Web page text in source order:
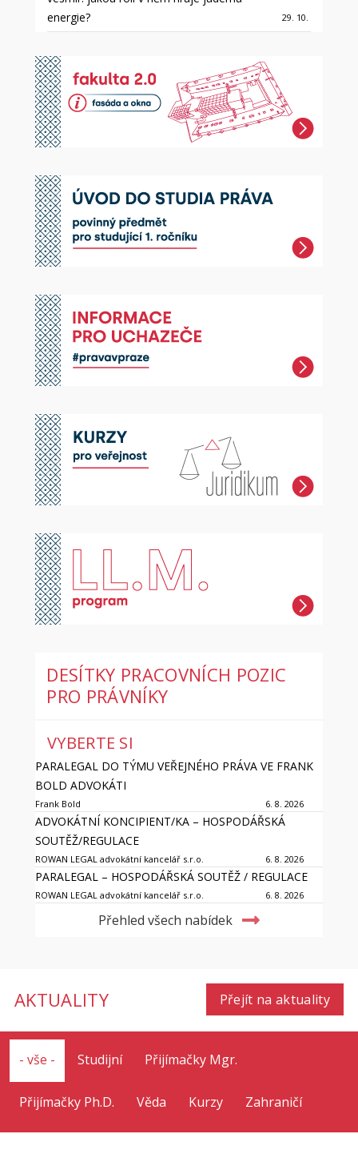
energie?
29. 10.
DESÍTKY PRACOVNÍCH POZIC
PRO PRÁVNÍKY
VYBERTE SI
PARALEGAL DO TÝMU VEŘEJNÉHO PRÁVA VE FRANK
BOLD ADVOKÁTI
Frank Bold 6. 8. 2026
ADVOKÁTNÍ KONCIPIENT/KA – HOSPODÁŘSKÁ
SOUTĚŽ/REGULACE
ROWAN LEGAL advokátní kancelář s.r.o. 6. 8. 2026
PARALEGAL – HOSPODÁŘSKÁ SOUTĚŽ / REGULACE
ROWAN LEGAL advokátní kancelář s.r.o. 6. 8. 2026
Přehled všech nabídek
AKTUALITY Přejít na aktuality
- vše - Studijní Přijímačky Mgr.
Přijímačky Ph.D. Věda Kurzy Zahraničí